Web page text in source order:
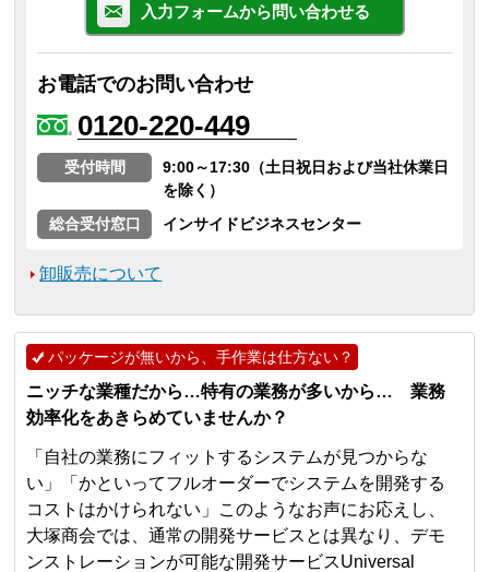
入力フォームから問い合わせる
お電話でのお問い合わせ
0120-220-449
受付時間
9:00～17:30（土日祝日および当社休業日
を除く）
総合受付窓口
インサイドビジネスセンター
卸販売について
パッケージが無いから、手作業は仕方ない？
ニッチな業種だから…特有の業務が多いから… 業務
効率化をあきらめていませんか？
「自社の業務にフィットするシステムが見つからな
い」「かといってフルオーダーでシステムを開発する
コストはかけられない」このようなお声にお応えし、
大塚商会では、通常の開発サービスとは異なり、デモ
ンストレーションが可能な開発サービスUniversal